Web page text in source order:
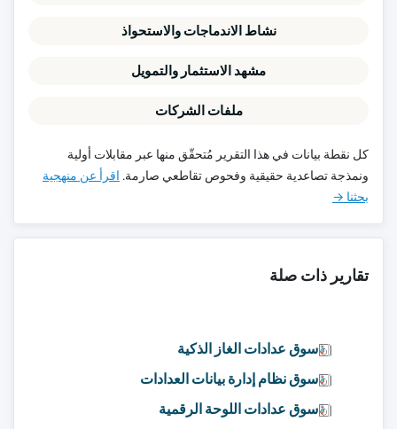
نشاط الاندماجات والاستحواذ
مشهد الاستثمار والتمويل
ملفات الشركات
كل نقطة بيانات في هذا التقرير مُتحقّق منها عبر مقابلات أولية
ونمذجة تصاعدية حقيقية وفحوص تقاطعي صارمة. اقرأ عن منهجية
بحثنا →
تقارير ذات صلة
سوق عدادات الغاز الذكية
سوق نظام إدارة بيانات العدادات
سوق عدادات اللوحة الرقمية